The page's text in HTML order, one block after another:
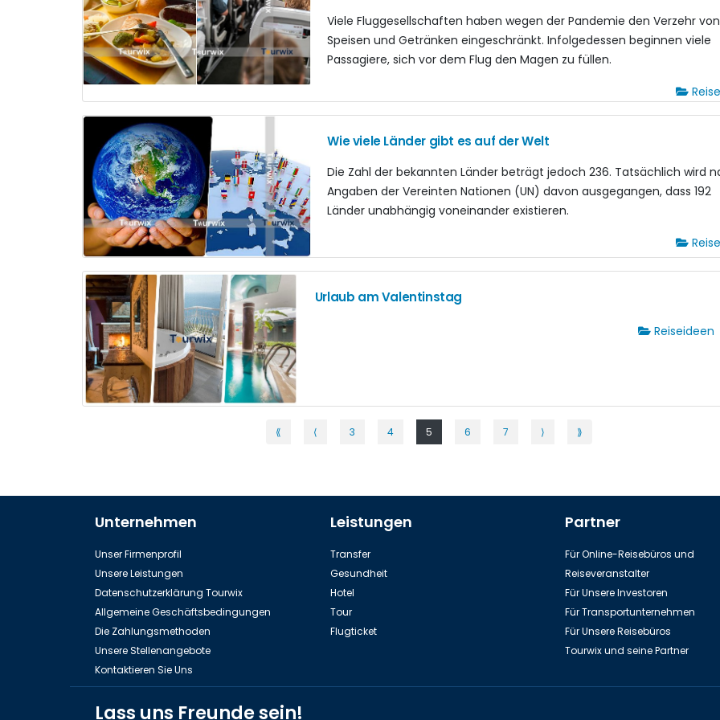
Viele Fluggesellschaften haben wegen der Pandemie den Verzehr von
Speisen und Getränken eingeschränkt. Infolgedessen beginnen viele
Passagiere, sich vor dem Flug den Magen zu füllen.
Wie viele Länder gibt es auf der Welt
Die Zahl der bekannten Länder beträgt jedoch 236. Tatsächlich wird
Angaben der Vereinten Nationen (UN) davon ausgegangen, dass 192
Länder unabhängig voneinander existieren.
Urlaub am Valentinstag
Reiseideen
⟪ ⟨ 3 4 5 6 7 ⟩ ⟫
Unternehmen
Unser Firmenprofil
Unsere Leistungen
Datenschutzerklärung Tourwix
Allgemeine Geschäftsbedingungen
Die Zahlungsmethoden
Unsere Stellenangebote
Kontaktieren Sie Uns
Leistungen
Transfer
Gesundheit
Hotel
Tour
Flugticket
Partner
Für Online-Reisebüros und
Reiseveranstalter
Für Unsere Investoren
Für Transportunternehmen
Für Unsere Reisebüros
Tourwix und seine Partner
Lass uns Freunde sein!